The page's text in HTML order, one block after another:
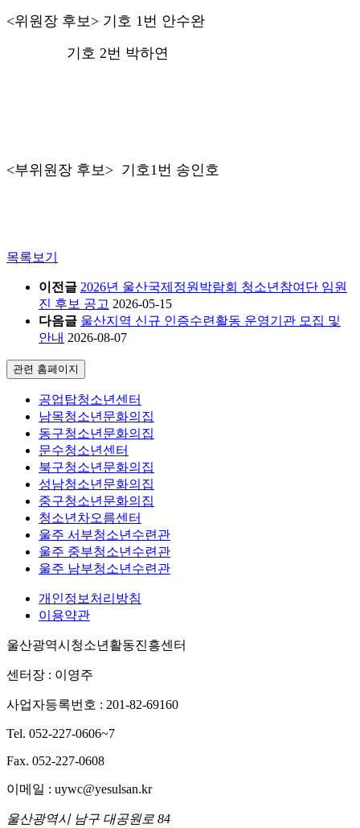
<위원장 후보> 기호 1번 안수완
기호 2번 박하연
<부위원장 후보> 기호1번 송인호
목록보기
이전글 2026년 울산국제정원박람회 청소년참여단 임원
진 후보 공고 2026-05-15
다음글 울산지역 신규 인증수련활동 운영기관 모집 및
안내 2026-08-07
관련 홈페이지
공업탑청소년센터
남목청소년문화의집
동구청소년문화의집
문수청소년센터
북구청소년문화의집
성남청소년문화의집
중구청소년문화의집
청소년차오름센터
울주 서부청소년수련관
울주 중부청소년수련관
울주 남부청소년수련관
개인정보처리방침
이용약관
울산광역시청소년활동진흥센터
센터장 : 이영주
사업자등록번호 : 201-82-69160
Tel. 052-227-0606~7
Fax. 052-227-0608
이메일 : uywc@yesulsan.kr
울산광역시 남구 대공원로 84